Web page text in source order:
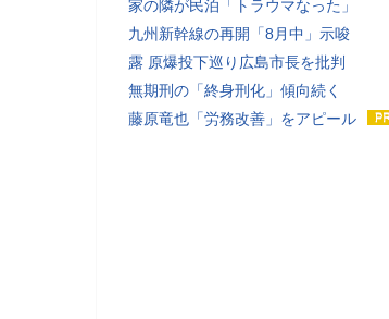
家の隣が民泊「トラウマなった」
九州新幹線の再開「8月中」示唆
露 原爆投下巡り広島市長を批判
無期刑の「終身刑化」傾向続く
藤原竜也「労務改善」をアピール